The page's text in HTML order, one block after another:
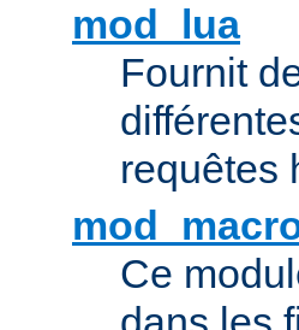
mod_lua
Fournit
requêtes
Ce